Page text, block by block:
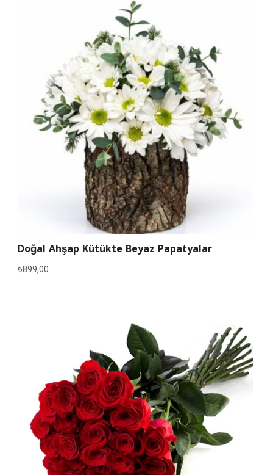
Doğal Ahşap Kütükte Beyaz Papatyalar
₺899,00